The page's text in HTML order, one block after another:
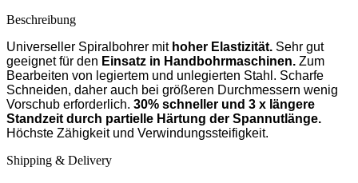
Beschreibung
Universeller Spiralbohrer mit hoher Elastizität. Sehr gut
geeignet für den Einsatz in Handbohrmaschinen. Zum
Bearbeiten von legiertem und unlegierten Stahl. Scharfe
Schneiden, daher auch bei größeren Durchmessern wenig
Vorschub erforderlich. 30% schneller und 3 x längere
Standzeit durch partielle Härtung der Spannutlänge.
Höchste Zähigkeit und Verwindungssteifigkeit.
Shipping & Delivery